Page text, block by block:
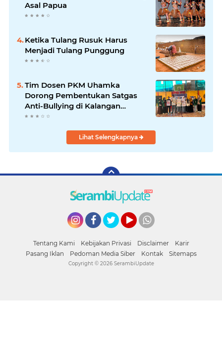
Asal Papua
Ketika Tulang Rusuk Harus
Menjadi Tulang Punggung
Tim Dosen PKM Uhamka
Dorong Pembentukan Satgas
Anti-Bullying di Kalangan
Remaja
Lihat Selengkapnya
Tentang Kami Kebijakan Privasi Disclaimer
Karir
Pasang Iklan
Pedoman Media Siber Kontak Sitemaps
Copyright © 2026 SerambiUpdate